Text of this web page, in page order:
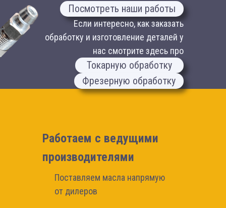
Посмотреть наши работы
Если интересно, как заказать
обработку и изготовление деталей у
нас смотрите здесь про
Токарную обработку
Фрезерную обработку
Работаем с ведущими
производителями
Поставляем масла напрямую
от дилеров